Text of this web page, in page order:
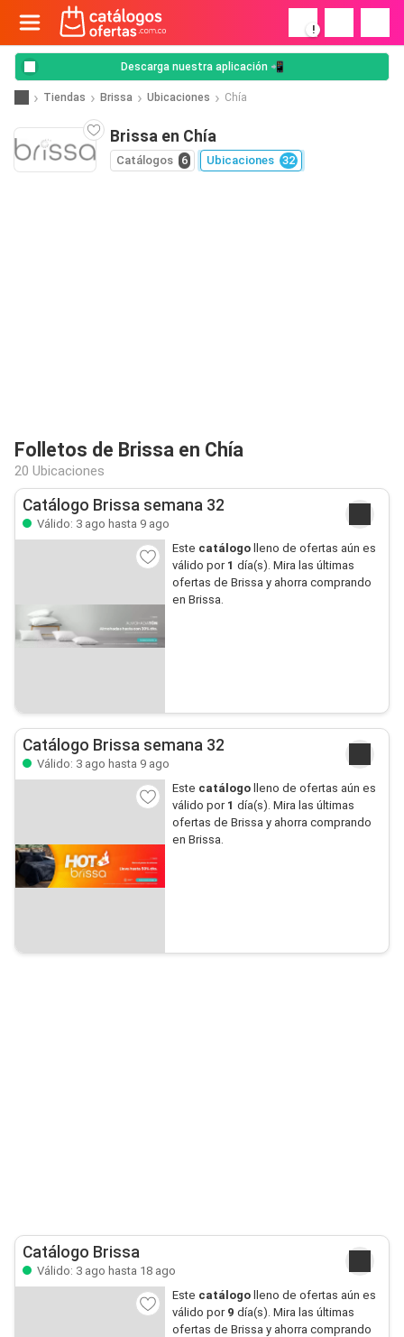
!
Descarga nuestra aplicación 📲
Tiendas Brissa Ubicaciones Chía
Brissa en Chía
Catálogos 6 Ubicaciones 32
Folletos de Brissa en Chía
20 Ubicaciones
Catálogo Brissa semana 32
Válido: 3 ago hasta 9 ago
Este catálogolleno de ofertas aún es
válido por 1 día(s). Mira las últimas
ofertas de Brissa y ahorra comprando
en Brissa.
Catálogo Brissa semana 32
Válido: 3 ago hasta 9 ago
Este catálogolleno de ofertas aún es
válido por 1 día(s). Mira las últimas
ofertas de Brissa y ahorra comprando
en Brissa.
Catálogo Brissa
Válido: 3 ago hasta 18 ago
Este catálogolleno de ofertas aún es
válido por 9 día(s). Mira las últimas
ofertas de Brissa y ahorra comprando